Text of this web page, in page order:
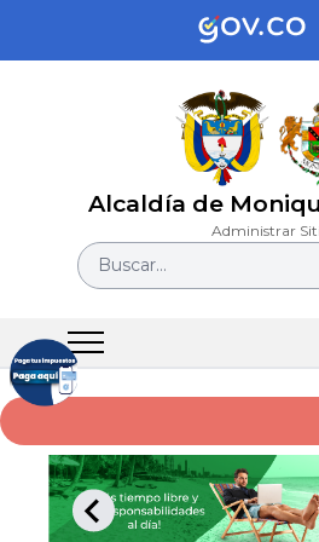
Alcaldía de
Administrar
Buscar...